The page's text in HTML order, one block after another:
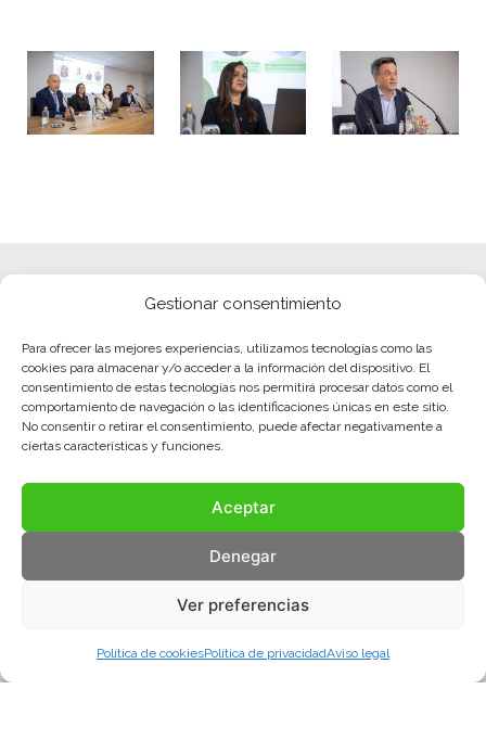
Gestionar consentimiento
Para ofrecer las mejores experiencias, utilizamos tecnologías como las
cookies para almacenar y/o acceder a la información del dispositivo. El
consentimiento de estas tecnologías nos permitirá procesar datos como el
comportamiento de navegación o las identificaciones únicas en este sitio.
No consentir o retirar el consentimiento, puede afectar negativamente a
ciertas características y funciones.
Aceptar
Denegar
Ver preferencias
Política de cookiesPolítica de privacidadAviso legal